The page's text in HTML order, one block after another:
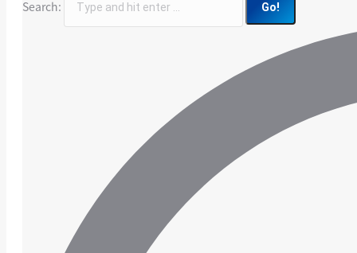
Search: